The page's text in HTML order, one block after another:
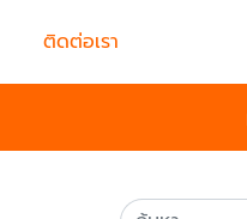
ติดต่อเรา